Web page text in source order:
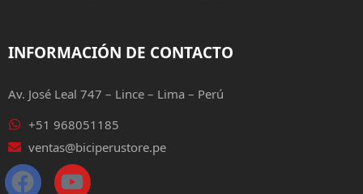
INFORMACIÓN DE CONTACTO
Av. José Leal 747 – Lince – Lima – Perú
+51 968051185
ventas@biciperustore.pe